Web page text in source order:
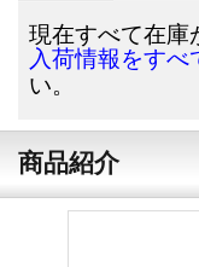
現在すべて在庫
入荷情報をすべ
い。
商品紹介